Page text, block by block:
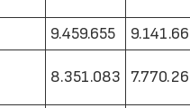
9.459.655
8.351.083